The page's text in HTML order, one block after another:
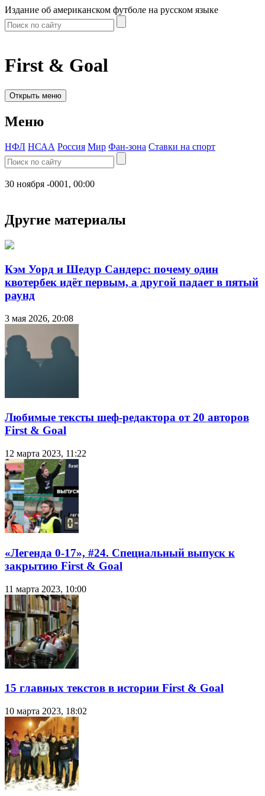
Издание об американском футболе на русском языке
First & Goal
Открыть меню
Меню
НФЛ НСАА Россия Мир Фан-зона Ставки на спорт
30 ноября -0001, 00:00
Другие материалы
Кэм Уорд и Шедур Сандерс: почему один
квотербек идёт первым, а другой падает в пятый
раунд
3 мая 2026, 20:08
Любимые тексты шеф-редактора от 20 авторов
First & Goal
12 марта 2023, 11:22
«Легенда 0-17», #24. Специальный выпуск к
закрытию First & Goal
11 марта 2023, 10:00
15 главных текстов в истории First & Goal
10 марта 2023, 18:02